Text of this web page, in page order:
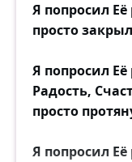
Я попросил Её
просто
Я попросил
Радость,
просто
Я попросил